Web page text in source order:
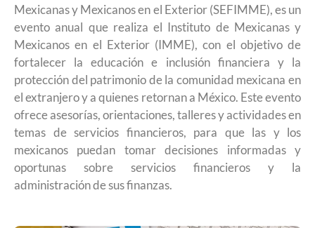
Mexicanas y Mexicanos en el Exterior (SEFIMME), es un
evento anual que realiza el Instituto de Mexicanas y
Mexicanos en el Exterior (IMME), con el objetivo de
fortalecer la educación e inclusión financiera y la
protección del patrimonio de la comunidad mexicana en
el extranjero y a quienes retornan a México. Este evento
ofrece asesorías, orientaciones, talleres y actividades en
temas de servicios financieros, para que las y los
mexicanos puedan tomar decisiones informadas y
oportunas sobre servicios financieros y la
administración de sus finanzas.